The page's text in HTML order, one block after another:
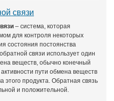
связи
– система, которая
для контроля некоторых
состояния постоянства
связи использует один
веществ, обычно конечный
пути обмена веществ
этого продукта. Обратная связь
и положительной.